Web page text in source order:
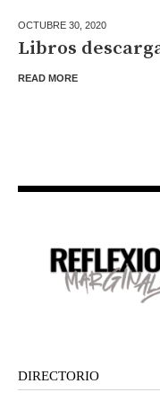
OCTUBRE 30, 2020
Libros
READ MORE
DIRECTORIO